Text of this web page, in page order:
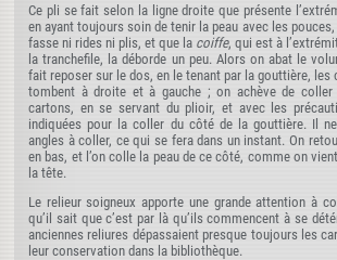
Ce pli se fait selon la ligne droite que présente
en ayant toujours soin de tenir la peau avec les pouces,
fasse ni rides ni plis, et que la coiffe, qui est à
la tranchefile, la déborde un peu. Alors on abat le
fait reposer sur le dos, en le tenant par la gouttière, les
tombent à droite et à gauche ; on achève de
cartons, en se servant du plioir, et avec les
indiquées pour la coller du côté de la gouttière. Il
angles à coller, ce qui se fera dans un instant. On
en bas, et l’on colle la peau de ce côté, comme on
la tête.
Le relieur soigneux apporte une grande attention à
qu’il sait que c’est par là qu’ils commencent à se
anciennes reliures dépassaient presque toujours les
leur conservation dans la bibliothèque.